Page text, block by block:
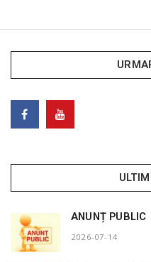
ANUNȚ PUBLIC
2026-07-14